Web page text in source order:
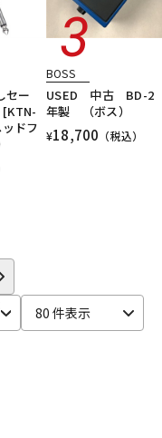
ヴィンテージ
セー
[KTN-
ドフ
BOSS
USED 中古 BD-2
年製 （ボス）
¥18,700 （税込）
80 件表示